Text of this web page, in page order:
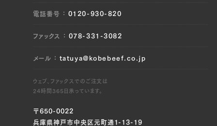
電話番号 0120-930-820
ファックス 078-331-3082
メール tatuya@kobebeef.co.jp
ウェブ、ファックスでのご注文は
24時間365日承っています。
〒650-0022
兵庫県神戸市中央区元町通1-13-19